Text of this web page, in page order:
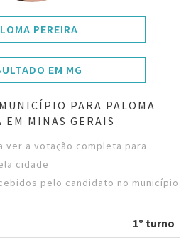
PEREIRA
EM MG
PARA PALOMA
EM MINAS GERAIS
ver a votação completa para
cidade
pelo candidato no município
1º turno